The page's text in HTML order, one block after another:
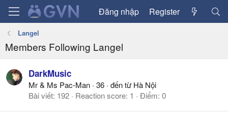
Đăng nhập Register
Langel
Members Following Langel
DarkMusic
Mr & Ms Pac-Man · 36 · đến từ Hà Nội
Bài viết 192 Reaction score 1 Điểm 0